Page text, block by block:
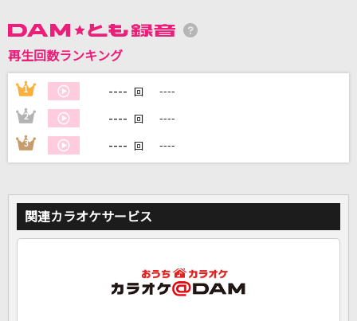
再生回数ランキング
1 ---- 回 ----
2 ---- 回 ----
3 ---- 回 ----
関連カラオケサービス